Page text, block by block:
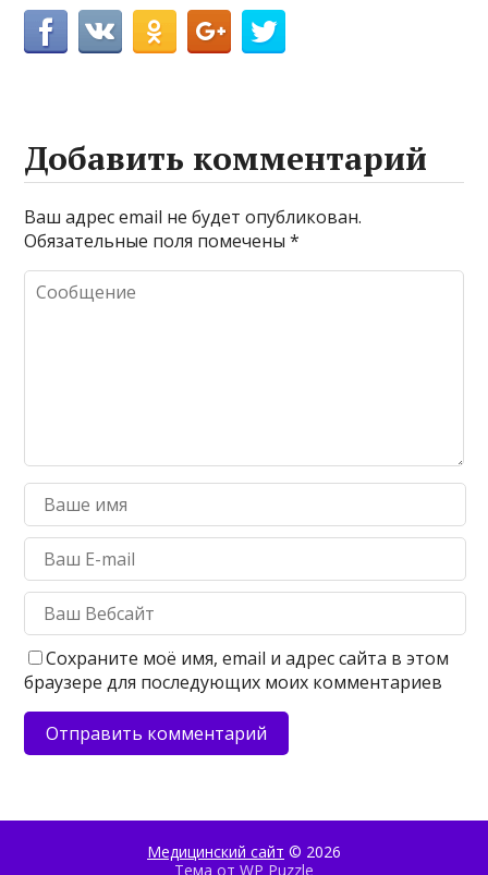
Добавить комментарий
Ваш адрес email не будет опубликован.
Обязательные поля помечены*
Сохраните моё имя, email и адрес сайта в этом
браузере для последующих моих комментариев
Медицинский сайт © 2026
Тема от WP Puzzle